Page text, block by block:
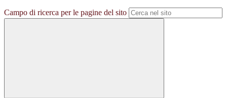
Campo di ricerca per le pagine del sito